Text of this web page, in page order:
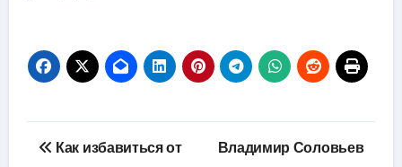
Навигация
Как избавиться от
Владимир Соловьев